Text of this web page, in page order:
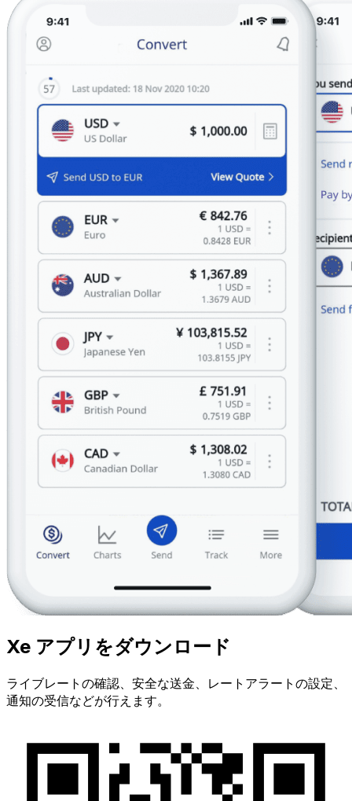
Xe アプリをダウンロード
ライブレートの確認、安全な送金、レートアラートの設定、
通知の受信などが行えます。